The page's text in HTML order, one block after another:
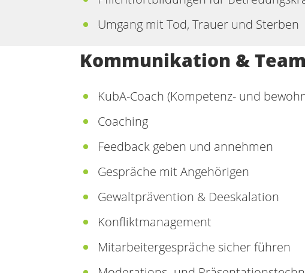
Umgang mit Tod, Trauer und Sterben
Kommunikation &
KubA-Coach (Kompetenz- und
Coaching
Feedback geben und annehmen
Gespräche mit Angehörigen
Gewaltprävention & Deeskalation
Konfliktmanagement
Mitarbeitergespräche sicher führen